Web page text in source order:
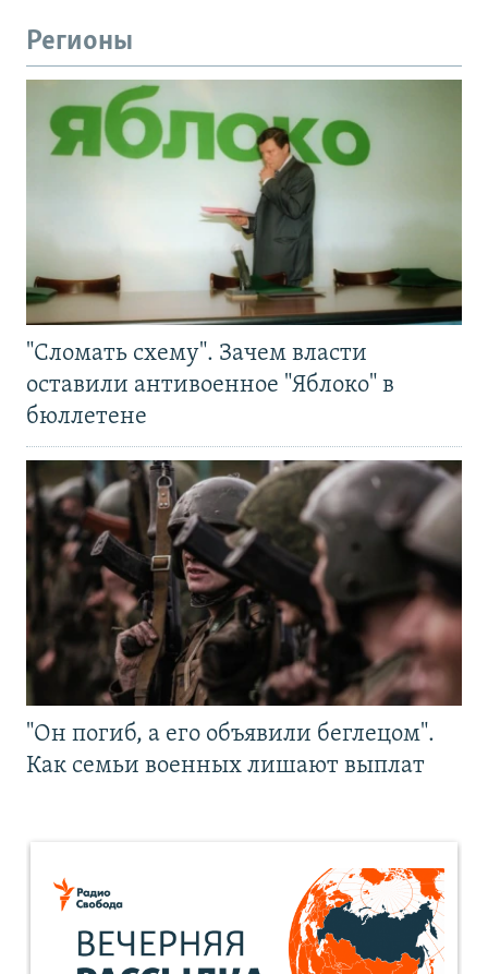
Регионы
"Сломать схему". Зачем власти
оставили антивоенное "Яблоко" в
бюллетене
"Он погиб, а его объявили беглецом".
Как семьи военных лишают выплат